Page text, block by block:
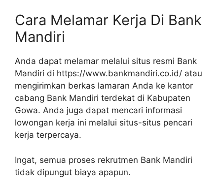
Cara Melamar Kerja Di Bank
Mandiri
Anda dapat melamar melalui situs resmi Bank
Mandiri di https://www.bankmandiri.co.id/ atau
mengirimkan berkas lamaran Anda ke kantor
cabang Bank Mandiri terdekat di Kabupaten
Gowa. Anda juga dapat mencari informasi
lowongan kerja ini melalui situs-situs pencari
kerja terpercaya.
Ingat, semua proses rekrutmen Bank Mandiri
tidak dipungut biaya apapun.